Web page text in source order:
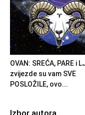
OVAN: SREĆA, PARE i
zvijezde su vam SVE
POSLOŽILE, ovo...
Izbor autora